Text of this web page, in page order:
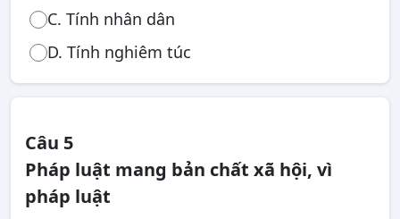
C. Tính nhân dân
D. Tính nghiêm túc
Câu 5
Pháp luật mang bản chất xã hội, vì
pháp luật